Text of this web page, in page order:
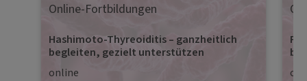
Online-Fortbildungen
Hashimoto-Thyreoiditis – ganzheitlich
begleiten, gezielt unterstützen
online